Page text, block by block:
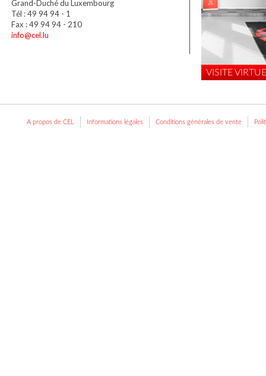
Grand-Duché du Luxembourg
Tél : 49 94 94 - 1
Fax : 49 94 94 - 210
info@cel.lu
VISITE
A propos de CEL Informations légales Conditions générales de vente